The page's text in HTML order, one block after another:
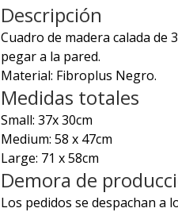
Descripción
Cuadro de madera calada de
pegar a la pared.
Material: Fibroplus Negro.
Medidas totales
Small: 37x 30cm
Medium: 58 x 47cm
Large: 71 x 58cm
Demora de
Los pedidos se despachan a